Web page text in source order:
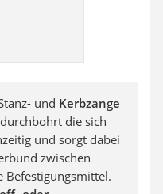
und Kerbzange
die sich
und sorgt dabei
zwischen
Befestigungsmittel.